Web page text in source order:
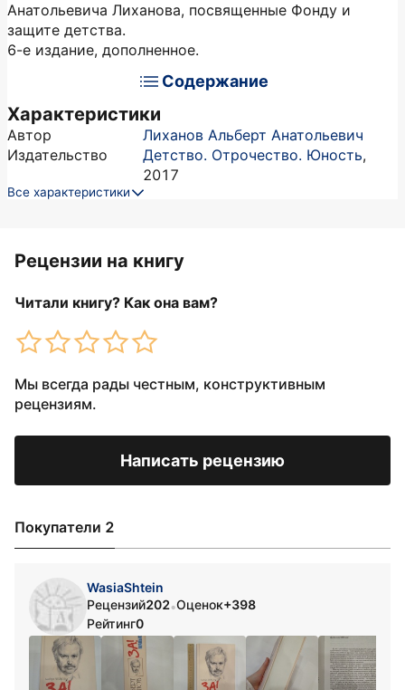
Анатольевича Лиханова, посвященные Фонду и
защите детства.
6-е издание, дополненное.
Содержание
Характеристики
Автор
Лиханов Альберт Анатольевич
Издательство
Детство. Отрочество. Юность,
2017
Все характеристики
Рецензии на книгу
Читали книгу? Как она вам?
Мы всегда рады честным, конструктивным
рецензиям.
Написать рецензию
Покупатели 2
WasiaShtein
Рецензий202•Оценок+398
Рейтинг0